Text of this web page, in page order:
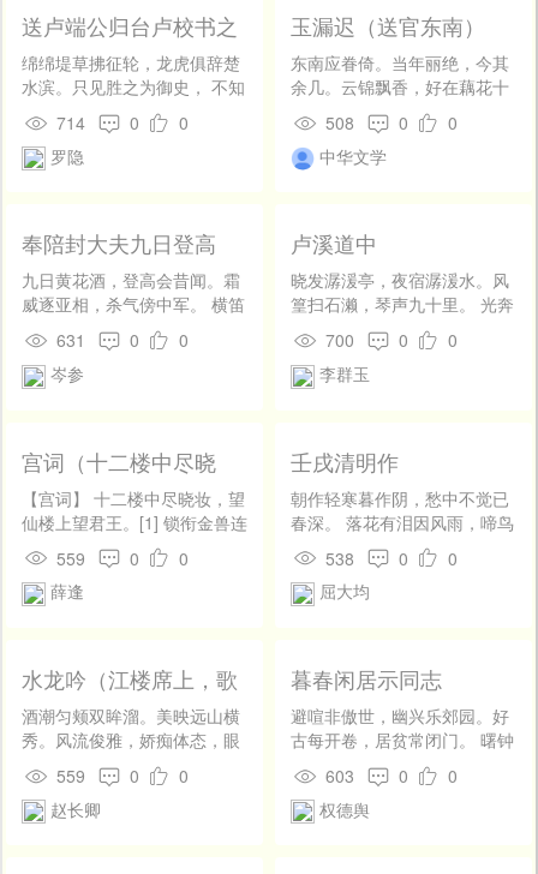
华。如今处处生芳草，纵凭
高、不见天涯。更消他，几度
东风，几度飞花。
送卢端公归台卢校书之
夏县
绵绵堤草拂征轮，龙虎俱辞楚
水滨。只见胜之为御史， 不知
梅福是仙人。地推八米源流
盛，才笑三张事业贫。 一种西
归一般达，柏台霜冷夏城春。
714 0
0
罗隐
玉漏迟（送官东南）
东南应眷倚。当年丽绝，今其
余几。云锦飘香，好在藕花十
里。六月长安徂暑，只一雨、
滂沱都洗。君好为。携将苏
醒，三吴生齿。 总道秦蜀讴
拾尘编蠹简，更饱看、江山奇
伟。歌盛美。还送往趋天陛。
508 0
0
中华文学
奉陪封大夫九日登高
九日黄花酒，登高会昔闻。霜
威逐亚相，杀气傍中军。 横笛
惊征雁，娇歌落塞云。边头幸
无事，醉舞荷吾君。
631 0
0
岑参
卢溪道中
晓发潺湲亭，夜宿潺湲水。风
篁扫石濑，琴声九十里。 光奔
觉来眼，寒落梦中耳。曾向三
峡行，巴江亦如此。
700 0
0
李群玉
宫词（十二楼中尽晓
妆）
【宫词】 十二楼中尽晓妆，望
仙楼上望君王。[1] 锁衔金兽连
环冷，水滴铜龙昼漏长。[2] 云
髻罢梳还对镜，罗衣欲换更添
香。 遥窥正殿帘开处，袍袴宫
559 0
0
薛逢
壬戌清明作
朝作轻寒暮作阴，愁中不觉已
春深。 落花有泪因风雨，啼鸟
无情自古今。 故国江山徒梦
寐，中华人物又销沉。 龙蛇四
海归无所，寒食年年怆客心。
538 0
0
屈大均
水龙吟（江楼席上，歌
姬盼盼翠鬓侑樽，酒行
弹琵琶曲，舞梁州，醉
语赠之）
酒潮匀颊双眸溜。美映远山横
秀。风流俊雅，娇痴体态，眼
前稀有。莲步弯弯，移归拍
里，凌波难偶。对仙源醉眼，
玉纤笼巧，拨新声、鱼纹皱。
559 0
0
赵长卿
暮春闲居示同志
避喧非傲世，幽兴乐郊园。好
古每开卷，居贫常闭门。 曙钟
来古寺，旭日上西轩。稍与清
境会，暂无尘事烦。 静看云起
灭，闲望鸟飞翻。乍问山僧
603 0
0
权德舆